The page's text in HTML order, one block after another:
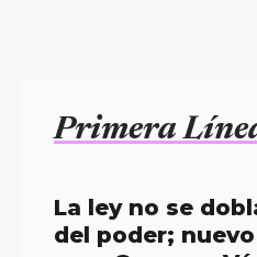
Primera
La ley no se
del poder;